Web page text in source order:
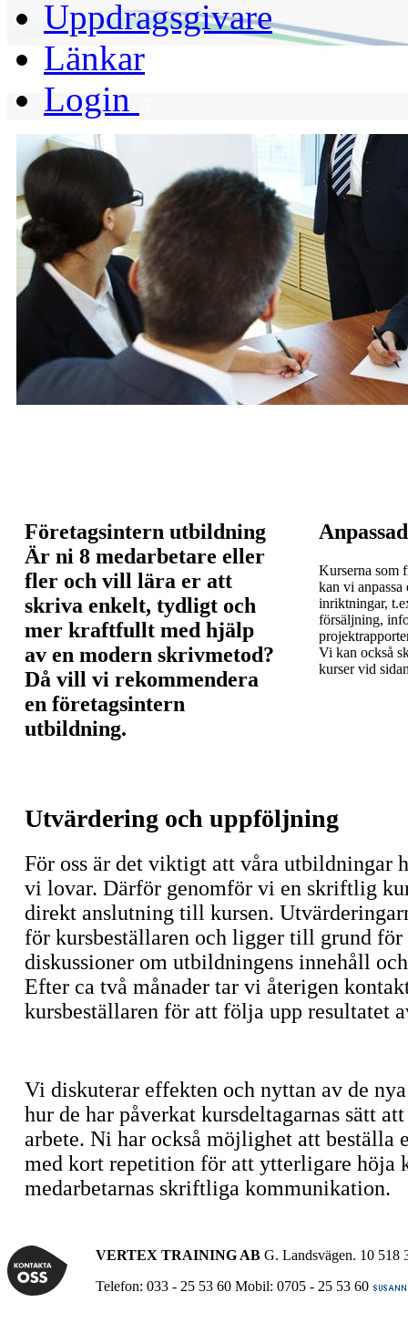
Uppdragsgivare
Länkar
Login
Företagsintern utbildning
Är ni 8 medarbetare eller
fler och vill lära er att
skriva enkelt, tydligt och
mer kraftfullt med hjälp
av en modern skrivmetod?
Då vill vi rekommendera
en företagsintern
utbildning.
Kurserna som
kan vi anpassa
inriktningar,
försäljning,
Vi kan också
kurser vid
Utvärdering och uppföljning
För oss är det viktigt att våra utbildningar
vi lovar. Därför genomför vi en skriftlig
direkt anslutning till kursen.
för kursbeställaren och ligger till grund för
diskussioner om utbildningens innehåll
Efter ca två månader tar vi återigen
kursbeställaren för att följa upp resultatet
Vi diskuterar effekten och nyttan av de
hur de har påverkat kursdeltagarnas sätt
arbete. Ni har också möjlighet att beställa
med kort repetition för att ytterligare höja
medarbetarnas skriftliga kommunikation.
VERTEX TRAINING AB G. Landsvägen. 10 518
Telefon: 033 - 25 53 60 Mobil: 0705 - 25 53 60